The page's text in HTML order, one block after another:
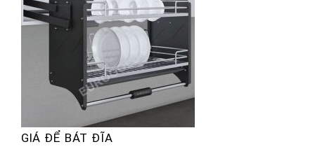
GIÁ ĐỂ BÁT ĐĨA